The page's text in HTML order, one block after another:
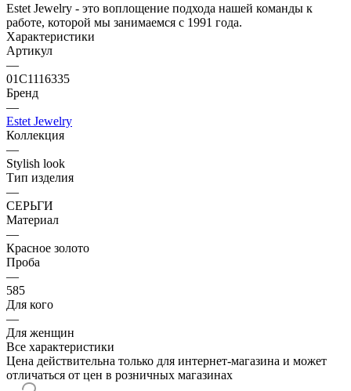
Estet Jewelry - это воплощение подхода нашей команды к
работе, которой мы занимаемся с 1991 года.
Характеристики
Артикул
—
01С1116335
Бренд
—
Estet Jewelry
Коллекция
—
Stylish look
Тип изделия
—
СЕРЬГИ
Материал
—
Красное золото
Проба
—
585
Для кого
—
Для женщин
Все характеристики
Цена действительна только для интернет-магазина и может
отличаться от цен в розничных магазинах